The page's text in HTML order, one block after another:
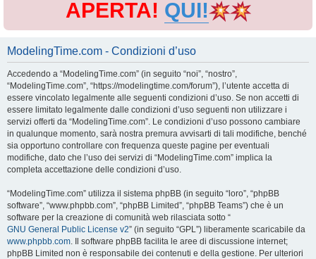
APERTA! QUI!
ModelingTime.com - Condizioni d’uso
Accedendo a “ModelingTime.com” (in seguito “noi”, “nostro”,
“ModelingTime.com”, “https://modelingtime.com/forum”), l’utente accetta di
essere vincolato legalmente alle seguenti condizioni d’uso. Se non accetti di
essere limitato legalmente dalle condizioni d’uso seguenti non utilizzare i
servizi offerti da “ModelingTime.com”. Le condizioni d’uso possono cambiare
in qualunque momento, sarà nostra premura avvisarti di tali modifiche, benché
sia opportuno controllare con frequenza queste pagine per eventuali
modifiche, dato che l’uso dei servizi di “ModelingTime.com” implica la
completa accettazione delle condizioni d’uso.
“ModelingTime.com” utilizza il sistema phpBB (in seguito “loro”, “phpBB
software”, “www.phpbb.com”, “phpBB Limited”, “phpBB Teams”) che è un
software per la creazione di comunità web rilasciata sotto “
GNU General Public License v2” (in seguito “GPL”) liberamente scaricabile da
www.phpbb.com. Il software phpBB facilita le aree di discussione internet;
phpBB Limited non è responsabile dei contenuti e della gestione. Per ulteriori